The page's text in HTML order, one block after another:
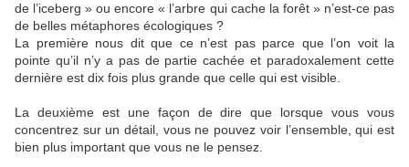
de l’iceberg » ou encore « l’arbre qui cache la forêt » n’est-ce pas
de belles métaphores écologiques ?
La première nous dit que ce n’est pas parce que l’on voit la
pointe qu’il n’y a pas de partie cachée et paradoxalement cette
dernière est dix fois plus grande que celle qui est visible.
La deuxième est une façon de dire que lorsque vous vous
concentrez sur un détail, vous ne pouvez voir l’ensemble, qui est
bien plus important que vous ne le pensez.